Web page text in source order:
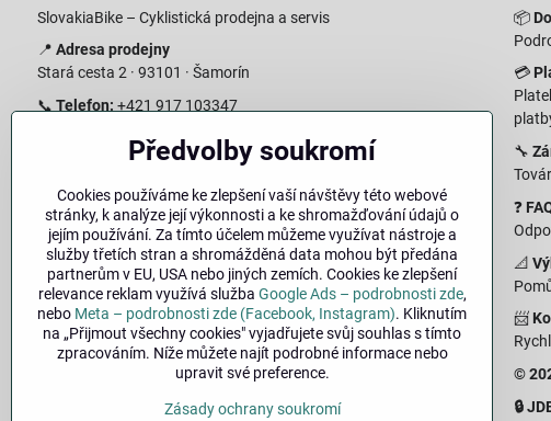
SlovakiaBike – Cyklistická prodejna a servis
📍 Adresa prodejny
Stará cesta 2 · 93101 · Šamorín
📞 Telefon: +421 917 103347
info@slovakiabike.sk
Pondělí–Pátek: 09:00–15:00
Sobota: 09:00–11:00
Neděle: Zavřeno
👉Zobrazit prodejnu na mapě(odkaz na Google Maps)
📦
💳
🔧
❓
📐
📨
©
🔒
Předvolby soukromí
Cookies používáme ke zlepšení vaší návštěvy této webové
stránky, k analýze její výkonnosti a ke shromažďování údajů o
jejím používání. Za tímto účelem můžeme využívat nástroje a
služby třetích stran a shromážděná data mohou být předána
partnerům v EU, USA nebo jiných zemích. Cookies ke zlepšení
relevance reklam využívá služba Google Ads – podrobnosti zde,
nebo Meta – podrobnosti zde (Facebook, Instagram). Kliknutím
na „Přijmout všechny cookies" vyjadřujete svůj souhlas s tímto
zpracováním. Níže můžete najít podrobné informace nebo
upravit své preference.
Zásady ochrany soukromí